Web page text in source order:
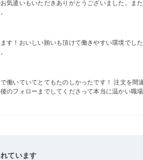
気遣いもいただきありがとうございました。ま
す！おいしい賄いも頂けて働きやすい環境でし
働いていてとてもたのしかったです！ 注文を間
のフォローまでしてくださって本当に温かい職
ています